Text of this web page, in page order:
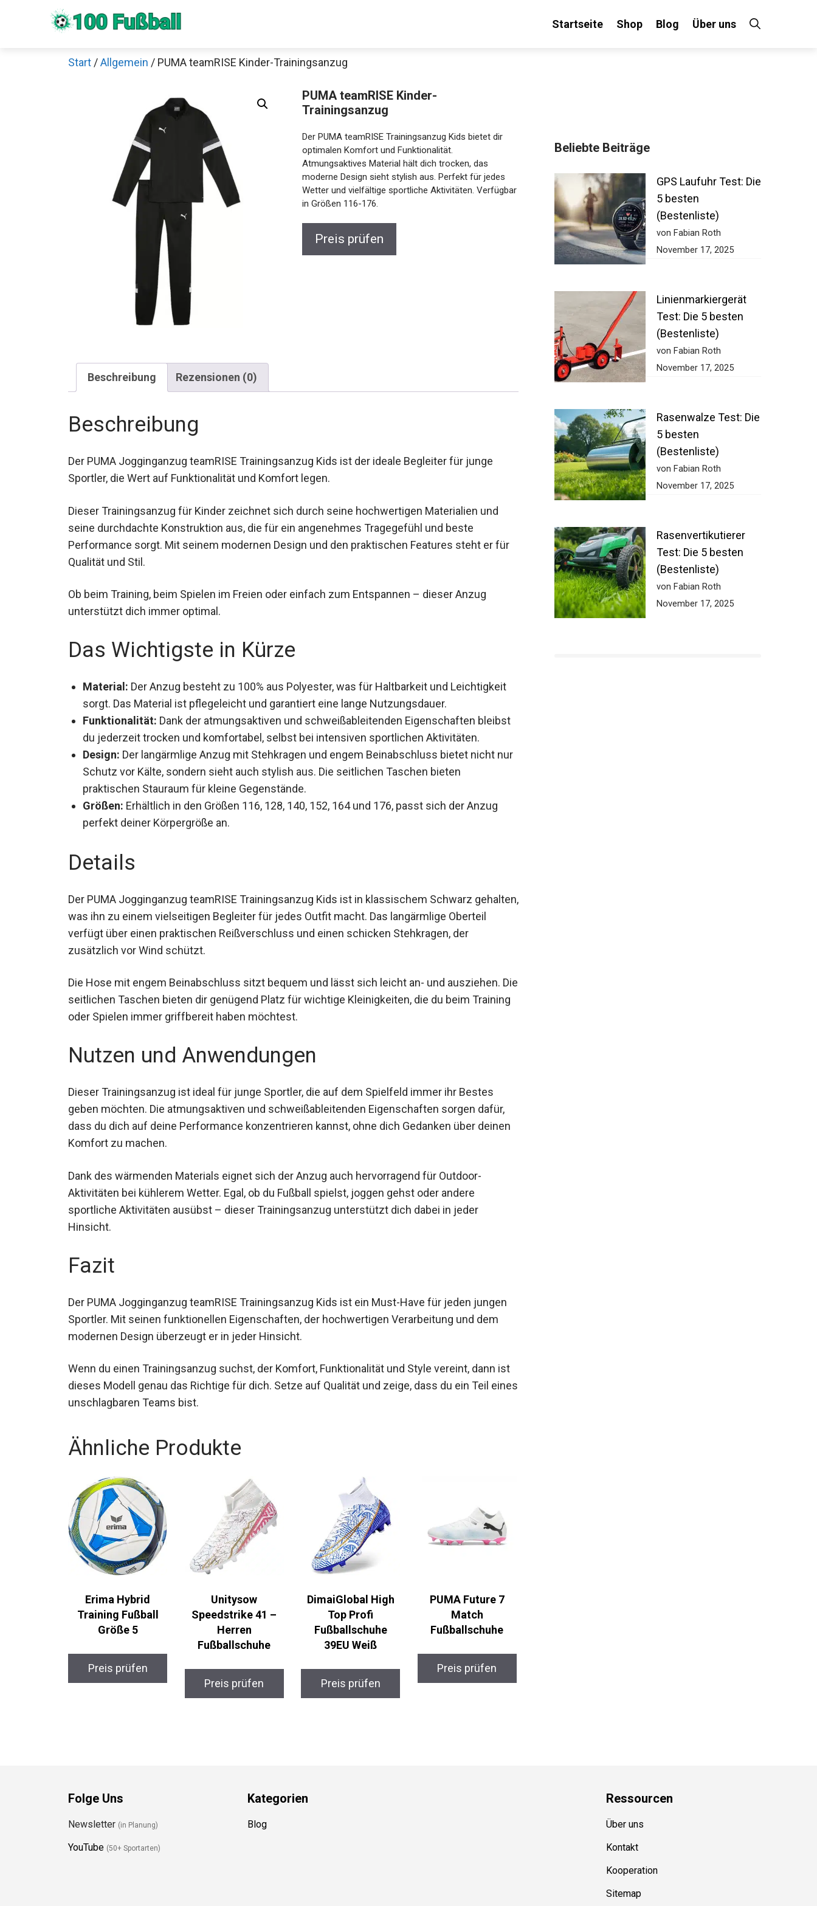
Startseite Shop Blog Über uns
Start /Allgemein / PUMA teamRISE Kinder-Trainingsanzug
PUMA teamRISE Kinder-
Trainingsanzug
Der PUMA teamRISE Trainingsanzug Kids bietet dir
optimalen Komfort und Funktionalität.
Atmungsaktives Material hält dich trocken, das
moderne Design sieht stylish aus. Perfekt für jedes
Wetter und vielfältige sportliche Aktivitäten.
Verfügbar in Größen 116-176.
Preis prüfen
Beschreibung Rezensionen (0)
Beschreibung
Der PUMA Jogginganzug teamRISE Trainingsanzug Kids ist der ideale Begleiter für junge
Sportler, die Wert auf Funktionalität und Komfort legen.
Dieser Trainingsanzug für Kinder zeichnet sich durch seine hochwertigen Materialien und
seine durchdachte Konstruktion aus, die für ein angenehmes Tragegefühl und beste
Performance sorgt. Mit seinem modernen Design und den praktischen Features steht er für
Qualität und Stil.
Ob beim Training, beim Spielen im Freien oder einfach zum Entspannen – dieser Anzug
unterstützt dich immer optimal.
Das Wichtigste in Kürze
Material: Der Anzug besteht zu 100% aus Polyester, was für Haltbarkeit und Leichtigkeit
sorgt. Das Material ist pflegeleicht und garantiert eine lange Nutzungsdauer.
Funktionalität: Dank der atmungsaktiven und schweißableitenden Eigenschaften bleibst
du jederzeit trocken und komfortabel, selbst bei intensiven sportlichen Aktivitäten.
Design: Der langärmlige Anzug mit Stehkragen und engem Beinabschluss bietet nicht
nur Schutz vor Kälte, sondern sieht auch stylish aus. Die seitlichen Taschen bieten
praktischen Stauraum für kleine Gegenstände.
Größen: Erhältlich in den Größen 116, 128, 140, 152, 164 und 176, passt sich der Anzug
perfekt deiner Körpergröße an.
Details
Der PUMA Jogginganzug teamRISE Trainingsanzug Kids ist in klassischem Schwarz
gehalten, was ihn zu einem vielseitigen Begleiter für jedes Outfit macht. Das langärmlige
Oberteil verfügt über einen praktischen Reißverschluss und einen schicken Stehkragen, der
zusätzlich vor Wind schützt.
Die Hose mit engem Beinabschluss sitzt bequem und lässt sich leicht an- und ausziehen.
Die seitlichen Taschen bieten dir genügend Platz für wichtige Kleinigkeiten, die du beim
Training oder Spielen immer griffbereit haben möchtest.
Nutzen und Anwendungen
Dieser Trainingsanzug ist ideal für junge Sportler, die auf dem Spielfeld immer ihr Bestes
geben möchten. Die atmungsaktiven und schweißableitenden Eigenschaften sorgen dafür,
dass du dich auf deine Performance konzentrieren kannst, ohne dich Gedanken über deinen
Komfort zu machen.
Dank des wärmenden Materials eignet sich der Anzug auch hervorragend für Outdoor-
Aktivitäten bei kühlerem Wetter. Egal, ob du Fußball spielst, joggen gehst oder andere
sportliche Aktivitäten ausübst – dieser Trainingsanzug unterstützt dich dabei in jeder
Hinsicht.
Fazit
Der PUMA Jogginganzug teamRISE Trainingsanzug Kids ist ein Must-Have für jeden jungen
Sportler. Mit seinen funktionellen Eigenschaften, der hochwertigen Verarbeitung und dem
modernen Design überzeugt er in jeder Hinsicht.
Wenn du einen Trainingsanzug suchst, der Komfort, Funktionalität und Style vereint, dann ist
dieses Modell genau das Richtige für dich. Setze auf Qualität und zeige, dass du ein Teil
eines unschlagbaren Teams bist.
Ähnliche Produkte
Erima Hybrid
Training Fußball
Größe 5
Preis prüfen
Unitysow
Speedstrike 41 –
Herren
Fußballschuhe
Preis prüfen
DimaiGlobal High
Top Profi
Fußballschuhe
39EU Weiß
Preis prüfen
PUMA Future 7
Match
Fußballschuhe
Preis prüfen
Beliebte Beiträge
GPS Laufuhr Test:
Die 5 besten
(Bestenliste)
von Fabian Roth
November 17, 2025
Linienmarkiergerät
Test: Die 5 besten
(Bestenliste)
von Fabian Roth
November 17, 2025
Rasenwalze Test:
Die 5 besten
(Bestenliste)
von Fabian Roth
November 17, 2025
Rasenvertikutierer
Test: Die 5 besten
(Bestenliste)
von Fabian Roth
November 17, 2025
Folge Uns
Newsletter (in Planung)
YouTube (50+ Sportarten)
Kategorien
Blog
Ressourcen
Über uns
Kontakt
Kooperation
Sitemap
Jetzt anschauen